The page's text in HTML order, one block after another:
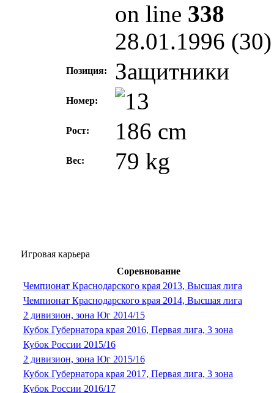
on line 338
28.01.1996 (30)
Позиция: Защитники
Номер:
Рост: 186 cm
Вес: 79 kg
Игровая карьера
Соревнование
Чемпионат Краснодарского края 2013, Высшая лига
Чемпионат Краснодарского края 2014, Высшая лига
2 дивизион, зона Юг 2014/15
Кубок Губернатора края 2016, Первая лига, 3 зона
Кубок России 2015/16
2 дивизион, зона Юг 2015/16
Кубок Губернатора края 2017, Первая лига, 3 зона
Кубок России 2016/17